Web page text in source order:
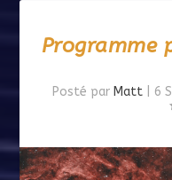
Programme
Posté par Matt 6